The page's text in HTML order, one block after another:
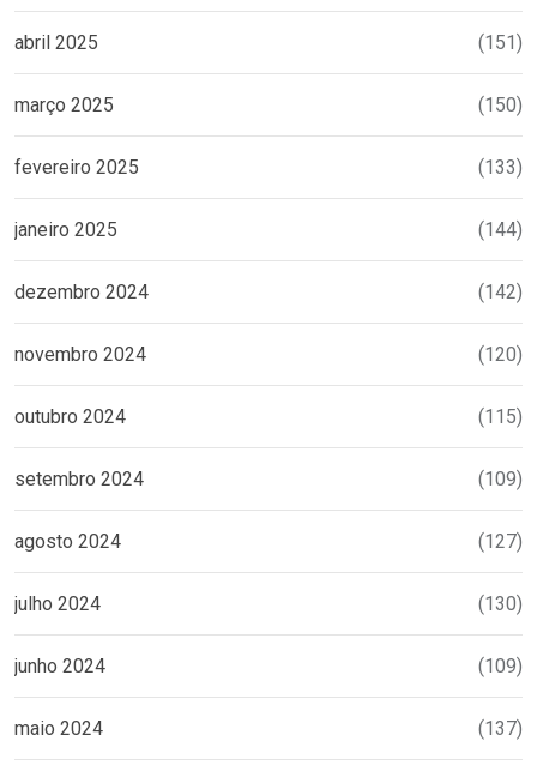
abril 2025 (151)
março 2025 (150)
fevereiro 2025 (133)
janeiro 2025 (144)
dezembro 2024 (142)
novembro 2024 (120)
outubro 2024 (115)
setembro 2024 (109)
agosto 2024 (127)
julho 2024 (130)
junho 2024 (109)
maio 2024 (137)